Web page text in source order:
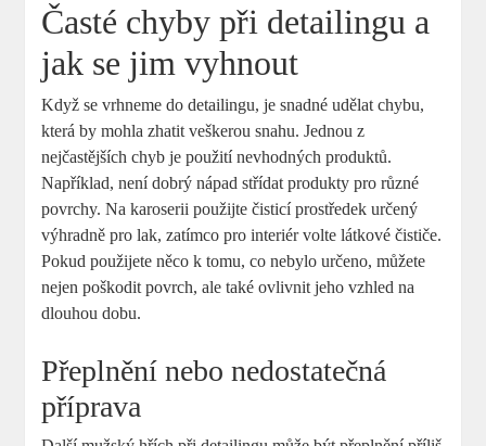
Časté chyby‍ při detailingu a
jak se jim vyhnout
Když​ se⁤ vrhneme do detailingu, je snadné‍ udělat chybu,
která by mohla zhatit‍ veškerou snahu. Jednou z
nejčastějších chyb je⁣ použití nevhodných produktů.⁢
Například, není dobrý nápad střídat produkty ‌pro různé
povrchy. Na karoserii‍ použijte čisticí prostředek určený
výhradně pro lak, zatímco pro interiér volte⁤ látkové čističe.
Pokud​ použijete něco ⁢k tomu, co nebylo určeno, můžete‌
nejen poškodit povrch, ale také ovlivnit jeho vzhled na
dlouhou dobu.
Přeplnění nebo nedostatečná
příprava